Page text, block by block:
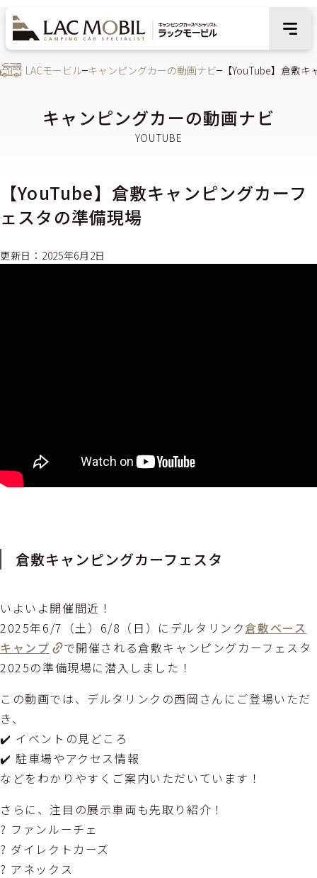
LACモービル キャンピングカーの動画ナビ 【YouTube】倉敷
キャンピングカーの動画ナビ
【YouTube】倉敷キャンピングカーフ
ェスタの準備現場
更新日：2025年6月2日
倉敷キャンピングカーフェスタ
いよいよ開催間近！
2025年6/7（土）6/8（日）にデルタリンク倉敷ベース
キャンプ
で開催される倉敷キャンピングカーフェスタ
2025の準備現場に潜入しました！
この動画では、デルタリンクの西岡さんにご登場いただ
き、
✔️ イベントの見どころ
✔️ 駐車場やアクセス情報
などをわかりやすくご案内いただいています！
さらに、注目の展示車両も先取り紹介！
? ファンルーチェ
? ダイレクトカーズ
? アネックス